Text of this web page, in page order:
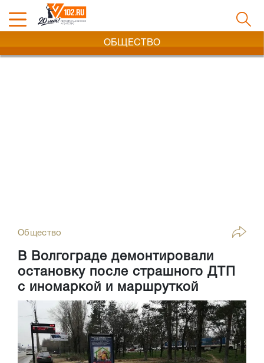
ОБЩЕСТВО
Общество
В Волгограде демонтировали
остановку после страшного ДТП
с иномаркой и маршруткой